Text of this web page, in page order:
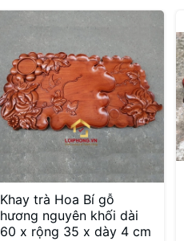
Khay trà Hoa Bí gỗ
hương nguyên khối dài
60 x rộng 35 x dày 4 cm